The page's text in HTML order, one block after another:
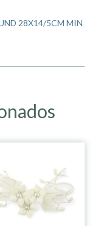
28X14/5CM MIN